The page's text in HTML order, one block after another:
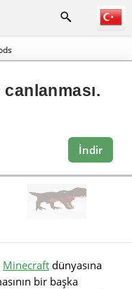
İndir
Minecraft dünyasına
bir başka